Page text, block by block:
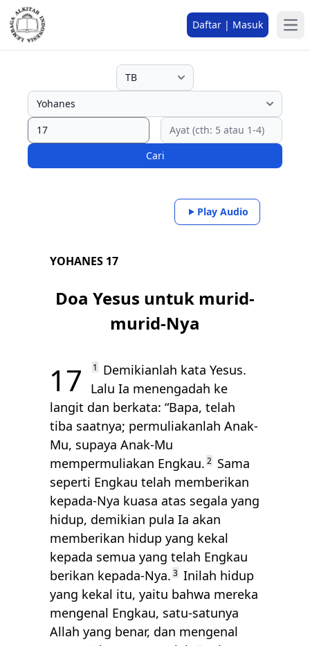
Daftar | Masuk
Cari
Play Audio
YOHANES 17
Doa Yesus untuk murid-
murid-Nya
17 1
Demikianlah kata Yesus.
Lalu Ia menengadah ke
langit dan berkata: “Bapa, telah
tiba saatnya; permuliakanlah Anak-
Mu, supaya Anak-Mu
mempermuliakan Engkau. 2
Sama
seperti Engkau telah memberikan
kepada-Nya kuasa atas segala yang
hidup, demikian pula Ia akan
memberikan hidup yang kekal
kepada semua yang telah Engkau
berikan kepada-Nya. 3 Inilah hidup
yang kekal itu, yaitu bahwa mereka
mengenal Engkau, satu-satunya
Allah yang benar, dan mengenal